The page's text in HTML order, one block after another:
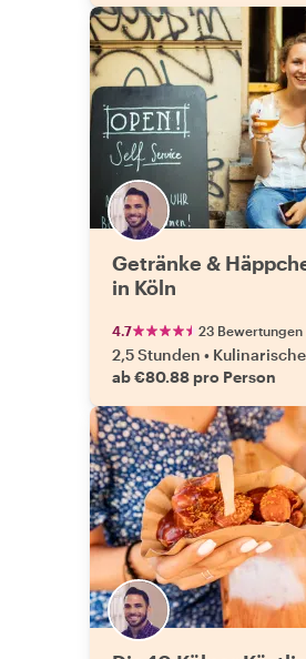
Getränke &
in Köln
4.7 23 Bewertungen
2,5 Stunden •
ab €80.88 pro Person